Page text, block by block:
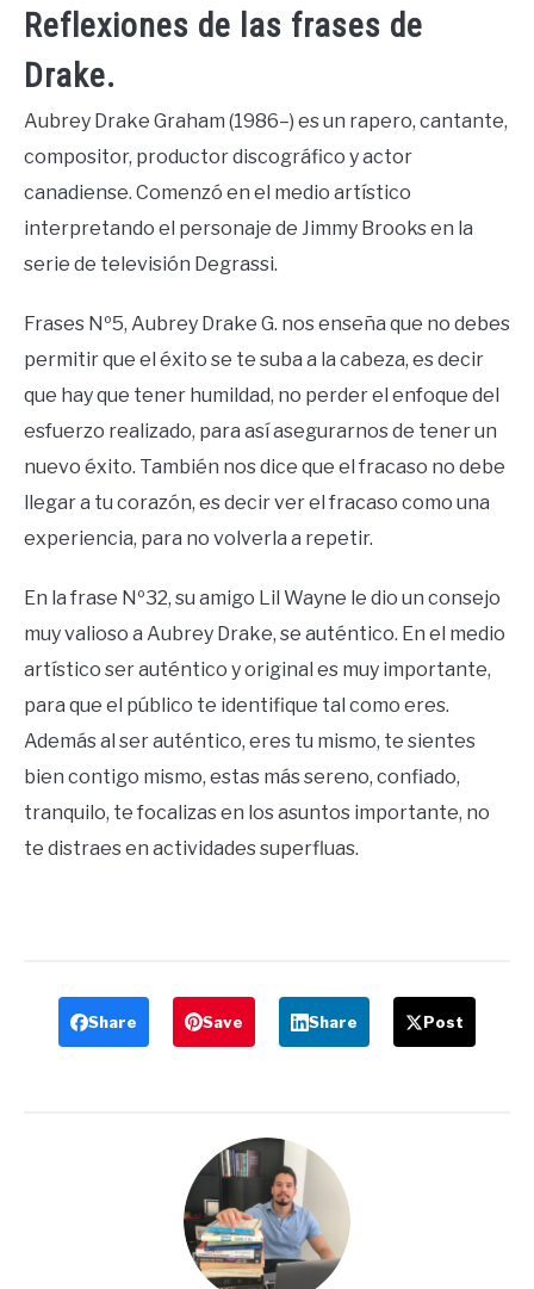
Reflexiones de las frases de
Drake.
Aubrey Drake Graham (1986–) es un rapero, cantante,
compositor, productor discográfico y actor
canadiense. Comenzó en el medio artístico
interpretando el personaje de Jimmy Brooks en la
serie de televisión Degrassi.
Frases Nº5, Aubrey Drake G. nos enseña que no debes
permitir que el éxito se te suba a la cabeza, es decir
que hay que tener humildad, no perder el enfoque del
esfuerzo realizado, para así asegurarnos de tener un
nuevo éxito. También nos dice que el fracaso no debe
llegar a tu corazón, es decir ver el fracaso como una
experiencia, para no volverla a repetir.
En la frase Nº32, su amigo Lil Wayne le dio un consejo
muy valioso a Aubrey Drake, se auténtico. En el medio
artístico ser auténtico y original es muy importante,
para que el público te identifique tal como eres.
Además al ser auténtico, eres tu mismo, te sientes
bien contigo mismo, estas más sereno, confiado,
tranquilo, te focalizas en los asuntos importante, no
te distraes en actividades superfluas.
Share Save Share Post